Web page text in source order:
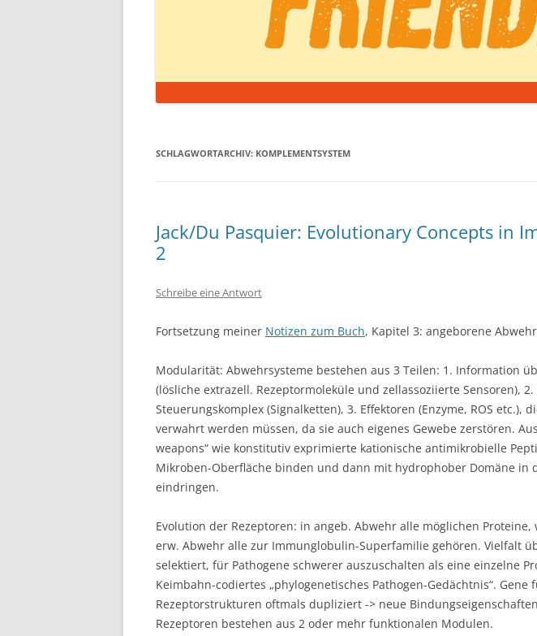
SCHLAGWORTARCHIV: KOMPLEMENTSYSTEM
Jack/Du Pasquier: Evolutionary Concepts in
2
Schreibe eine Antwort
Fortsetzung meiner Notizen zum Buch, Kapitel 3: angeborene Abwehr
Modularität: Abwehrsysteme bestehen aus 3 Teilen: 1. Information
(lösliche extrazell. Rezeptormoleküle und zellassoziierte Sensoren),
Steuerungskomplex (Signalketten), 3. Effektoren (Enzyme, ROS etc.),
verwahrt werden müssen, da sie auch eigenes Gewebe zerstören.
weapons“ wie konstitutiv exprimierte kationische antimikrobielle
Mikroben-Oberfläche binden und dann mit hydrophober Domäne in
eindringen.
Evolution der Rezeptoren: in angeb. Abwehr alle möglichen
erw. Abwehr alle zur Immunglobulin-Superfamilie gehören. Vielfalt
selektiert, für Pathogene schwerer auszuschalten als eine einzelne
Keimbahn-codiertes „phylogenetisches Pathogen-Gedächtnis“. Gene
Rezeptorstrukturen oftmals dupliziert -> neue
Rezeptoren bestehen aus 2 oder mehr funktionalen Modulen.